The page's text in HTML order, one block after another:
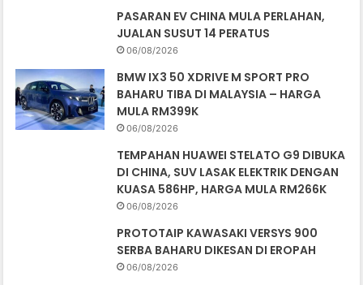
PASARAN EV CHINA MULA PERLAHAN,
JUALAN SUSUT 14 PERATUS
06/08/2026
BMW IX3 50 XDRIVE M SPORT PRO
BAHARU TIBA DI MALAYSIA – HARGA
MULA RM399K
06/08/2026
TEMPAHAN HUAWEI STELATO G9 DIBUKA
DI CHINA, SUV LASAK ELEKTRIK DENGAN
KUASA 586HP, HARGA MULA RM266K
06/08/2026
PROTOTAIP KAWASAKI VERSYS 900
SERBA BAHARU DIKESAN DI EROPAH
06/08/2026